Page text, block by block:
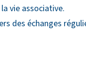
vie associative.
des échanges